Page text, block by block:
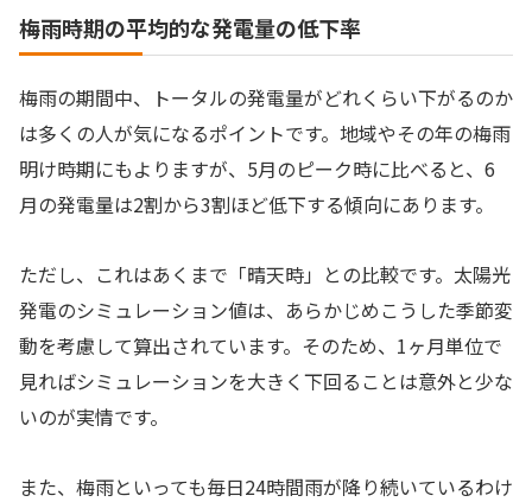
梅雨時期の平均的な発電量の低下率
梅雨の期間中、トータルの発電量がどれくらい下がるのか
は多くの人が気になるポイントです。地域やその年の梅雨
明け時期にもよりますが、5月のピーク時に比べると、6
月の発電量は2割から3割ほど低下する傾向にあります。
ただし、これはあくまで「晴天時」との比較です。太陽光
発電のシミュレーション値は、あらかじめこうした季節変
動を考慮して算出されています。そのため、1ヶ月単位で
見ればシミュレーションを大きく下回ることは意外と少な
いのが実情です。
また、梅雨といっても毎日24時間雨が降り続いているわけ